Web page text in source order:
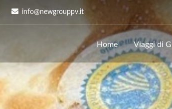
info@newgrouppv.it
Home Viaggi di